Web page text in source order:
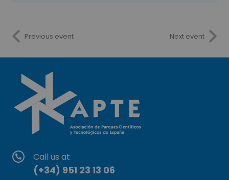
Previous event Next event
Call us at
(+34) 951 23 13 06